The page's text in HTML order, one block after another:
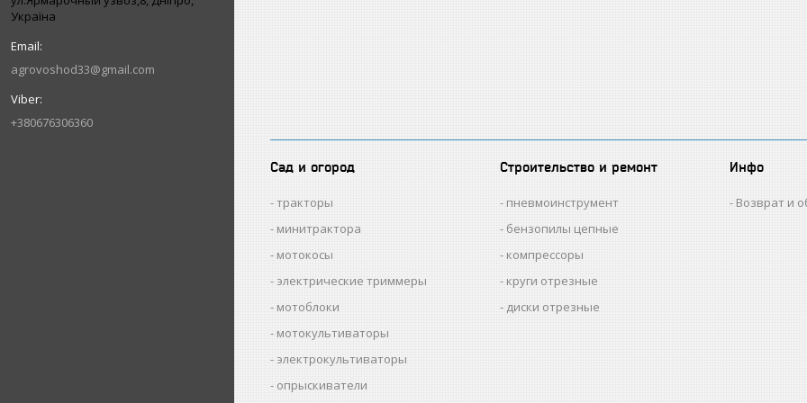
Україна
agrovoshod33@gmail.com
+380676306360
Сад и огород
тракторы
минитрактора
мотокосы
электрические триммеры
мотоблоки
мотокультиваторы
электрокультиваторы
опрыскиватели
Строительство и ремонт
пневмоинструмент
бензопилы цепные
компрессоры
круги отрезные
диски отрезные
Инфо
Возврат и